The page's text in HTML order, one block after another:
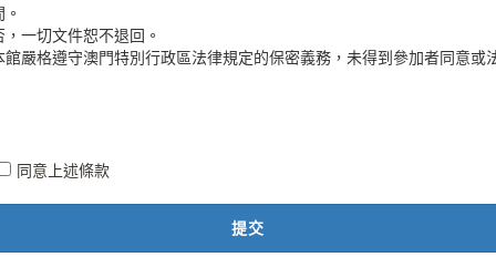
一切文件恕不退回。
嚴格遵守澳門特別行政區法律規定的保密義務，未得到參加者同意
同意上述條款
提交